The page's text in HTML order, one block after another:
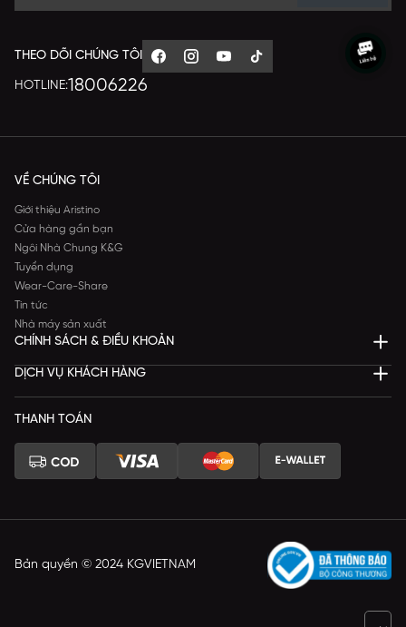
THEO DÕI CHÚNG TÔI
HOTLINE:18006226
VỀ CHÚNG TÔI
Giới thiệu Aristino
Cửa hàng gần bạn
Ngôi Nhà Chung K&G
Tuyển dụng
Wear-Care-Share
Tin tức
Nhà máy sản xuất
CHÍNH SÁCH & ĐIỀU KHOẢN
DỊCH VỤ KHÁCH HÀNG
THANH TOÁN
Bản quyền © 2024 KGVIETNAM